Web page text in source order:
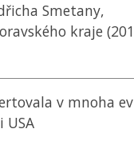
Smetany,
kraje
v mnoha
USA